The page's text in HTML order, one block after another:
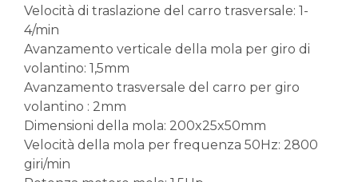
Velocità di traslazione del carro trasversale: 1-
4/min
Avanzamento verticale della mola per giro di
volantino: 1,5mm
Avanzamento trasversale del carro per giro
volantino : 2mm
Dimensioni della mola: 200x25x50mm
Velocità della mola per frequenza 50Hz: 2800
giri/min